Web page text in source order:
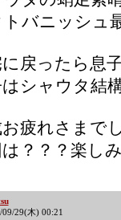
トバニッシ
に戻ったら
はシャウタ結
お疲れさまで
は？？？楽し
09/29(木) 00:21